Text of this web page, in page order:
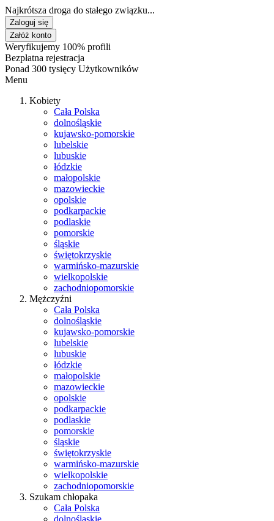
Najkrótsza droga do stałego związku...
Zaloguj się
Załóż konto
Weryfikujemy 100% profili
Bezpłatna rejestracja
Ponad 300 tysięcy Użytkowników
Menu
Kobiety
Cała Polska
dolnośląskie
kujawsko-pomorskie
lubelskie
lubuskie
łódzkie
małopolskie
mazowieckie
opolskie
podkarpackie
podlaskie
pomorskie
śląskie
świętokrzyskie
warmińsko-mazurskie
wielkopolskie
zachodniopomorskie
Mężczyźni
Cała Polska
dolnośląskie
kujawsko-pomorskie
lubelskie
lubuskie
łódzkie
małopolskie
mazowieckie
opolskie
podkarpackie
podlaskie
pomorskie
śląskie
świętokrzyskie
warmińsko-mazurskie
wielkopolskie
zachodniopomorskie
Szukam chłopaka
Cała Polska
dolnośląskie